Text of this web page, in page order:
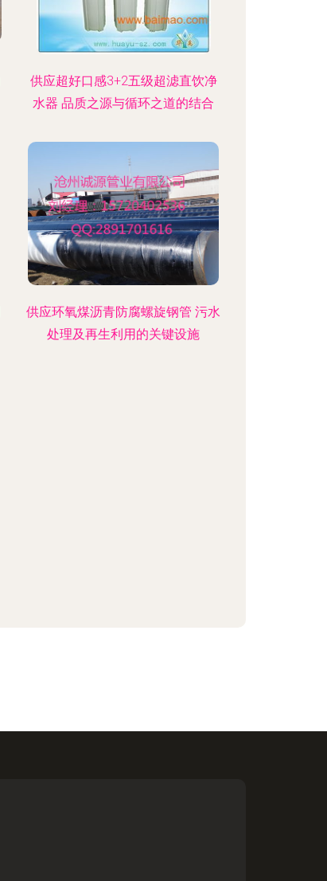
供应超好口感3+2五级超滤直饮净
水器 品质之源与循环之道的结合
供应环氧煤沥青防腐螺旋钢管 污水
处理及再生利用的关键设施